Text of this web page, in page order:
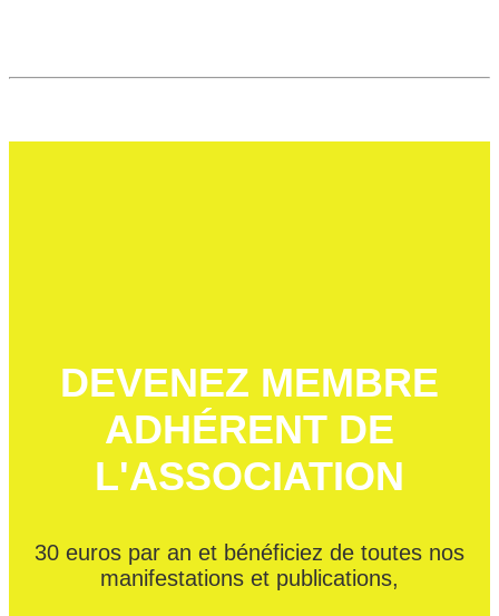
DEVENEZ MEMBRE
ADHÉRENT DE
L'ASSOCIATION
30 euros par an et bénéficiez de toutes nos
manifestations et publications,